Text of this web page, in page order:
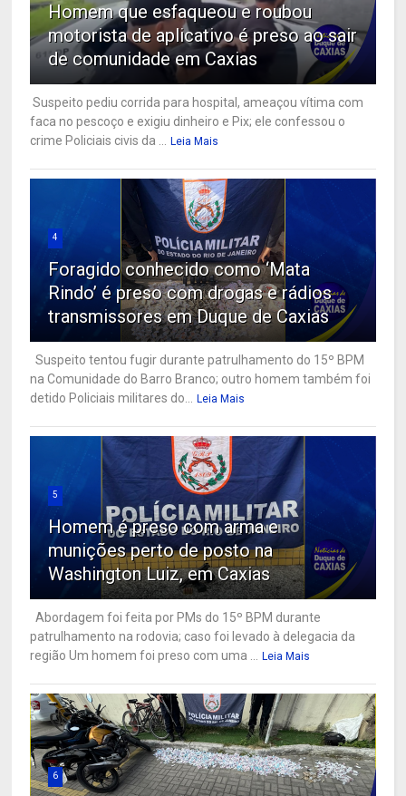
Homem que esfaqueou e roubou
motorista de aplicativo é preso ao sair
de comunidade em Caxias
Suspeito pediu corrida para hospital, ameaçou vítima com
faca no pescoço e exigiu dinheiro e Pix; ele confessou o
crime Policiais civis da ... Leia Mais
4
Foragido conhecido como ‘Mata
Rindo’ é preso com drogas e rádios
transmissores em Duque de Caxias
Suspeito tentou fugir durante patrulhamento do 15º BPM
na Comunidade do Barro Branco; outro homem também foi
detido Policiais militares do... Leia Mais
5
Homem é preso com arma e
munições perto de posto na
Washington Luiz, em Caxias
Abordagem foi feita por PMs do 15º BPM durante
patrulhamento na rodovia; caso foi levado à delegacia da
região Um homem foi preso com uma ... Leia Mais
6